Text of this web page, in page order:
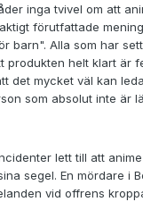
inga tvivel om att
förutfattade
barn". Alla som har sett
produkten helt klart är
det mycket väl kan
som absolut inte är
lett till att
segel. En mördare i
vid offrens